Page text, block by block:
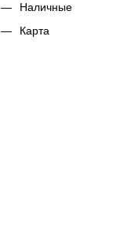
Наличные
Карта